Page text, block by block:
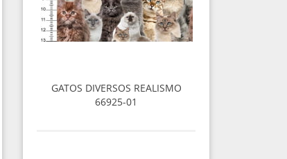
GATOS DIVERSOS REALISMO
66925-01